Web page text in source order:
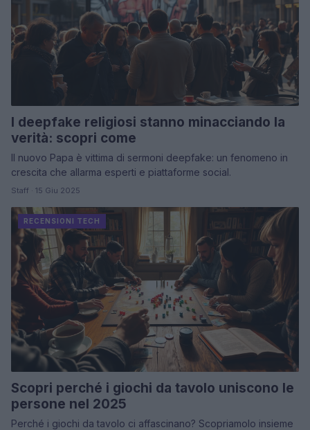
I deepfake religiosi stanno minacciando la
verità: scopri come
Il nuovo Papa è vittima di sermoni deepfake: un fenomeno in
crescita che allarma esperti e piattaforme social.
Staff · 15 Giu 2025
RECENSIONI TECH
Scopri perché i giochi da tavolo uniscono le
persone nel 2025
Perché i giochi da tavolo ci affascinano? Scopriamolo insieme